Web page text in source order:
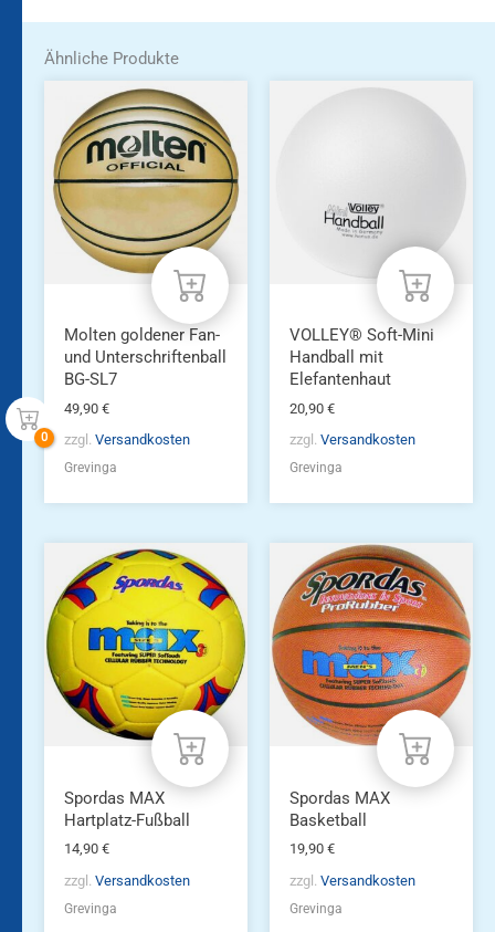
Ähnliche Produkte
Molten goldener Fan-
und Unterschriftenball
BG-SL7
49,90 €
zzgl. Versandkosten
Grevinga
VOLLEY® Soft-Mini
Handball mit
Elefantenhaut
20,90 €
zzgl. Versandkosten
Grevinga
Spordas MAX
Hartplatz-Fußball
14,90 €
zzgl. Versandkosten
Grevinga
Spordas MAX
Basketball
19,90 €
zzgl. Versandkosten
Grevinga